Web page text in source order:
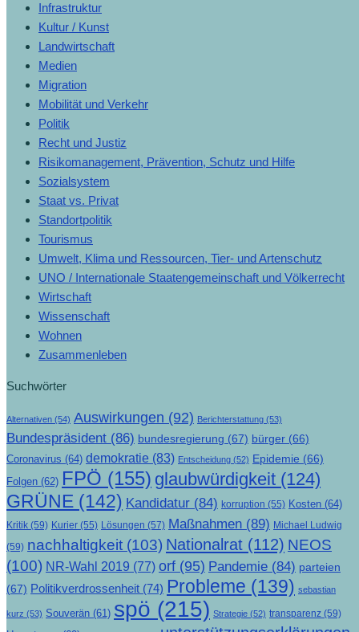
Infrastruktur
Kultur / Kunst
Landwirtschaft
Medien
Migration
Mobilität und Verkehr
Politik
Recht und Justiz
Risikomanagement, Prävention, Schutz und Hilfe
Sozialsystem
Staat vs. Privat
Standortpolitik
Tourismus
Umwelt, Klima und Ressourcen, Tier- und Artenschutz
UNO / Internationale Staatengemeinschaft und Völkerrecht
Wirtschaft
Wissenschaft
Wohnen
Zusammenleben
Suchwörter
Alternativen (54) Auswirkungen (92) Berichterstattung (53)
Bundespräsident (86) bundesregierung (67) bürger (66)
Coronavirus (64) demokratie (83) Entscheidung (52) Epidemie (66)
Folgen (62) FPÖ (155) glaubwürdigkeit (124)
GRÜNE (142) Kandidatur (84) korruption (55) Kosten (64)
Kritik (59) Kurier (55) Lösungen (57) Maßnahmen (89) Michael Ludwig
(59) nachhaltigkeit (103) Nationalrat (112) NEOS
(100) NR-Wahl 2019 (77) orf (95) Pandemie (84) parteien
(67) Politikverdrossenheit (74) Probleme (139) sebastian
kurz (53) Souverän (61) spö (215) Strategie (52) transparenz (59)